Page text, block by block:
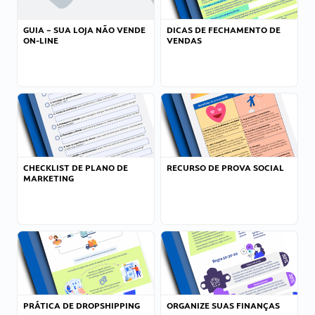
GUIA – SUA LOJA NÃO VENDE
ON-LINE
DICAS DE FECHAMENTO DE
VENDAS
CHECKLIST DE PLANO DE
MARKETING
RECURSO DE PROVA SOCIAL
PRÁTICA DE DROPSHIPPING ORGANIZE SUAS FINANÇAS